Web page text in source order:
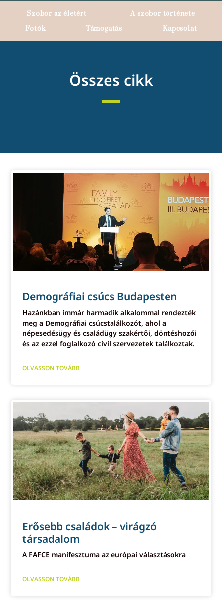
Szobor az életért
A szobor története
Fotók
Támogatás Kapcsolat
Összes cikk
Demográfiai csúcs Budapesten
Hazánkban immár harmadik alkalommal rendezték
meg a Demográfiai csúcstalálkozót, ahol a
népesedésügy és családügy szakértői, döntéshozói
és az ezzel foglalkozó civil szervezetek találkoztak.
OLVASSON TOVÁBB
Erősebb családok – virágzó
társadalom
A FAFCE manifesztuma az európai választásokra
OLVASSON TOVÁBB